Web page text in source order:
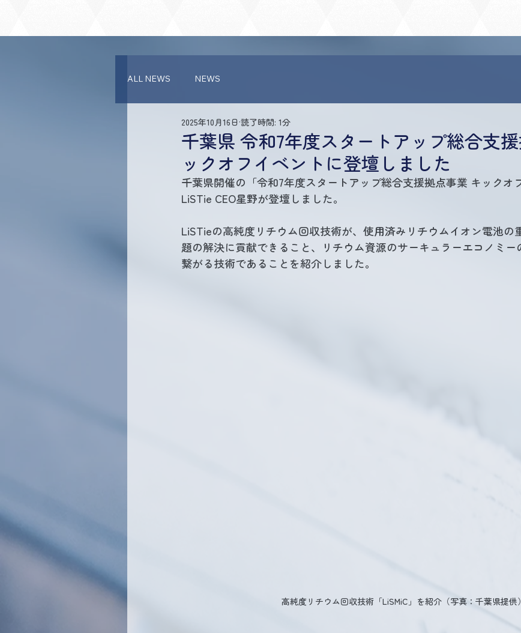
ALL NEWS NEWS
千葉県 令和7年度スタートアップ総合支
ックオフイベントに登壇しました
2025年10月16日 読了時間: 1分
千葉県開催の「令和7年度スタートアップ総合支援拠点事業 キックオ
LiSTie CEO星野が登壇しました。
LiSTieの高純度リチウム回収技術が、使用済みリチウムイオン電池の
題の解決に貢献できること、リチウム資源のサーキュラーエコノミー
繋がる技術であることを紹介しました。
高純度リチウム回収技術「LiSMiC」を紹介（写真：千葉県提供）